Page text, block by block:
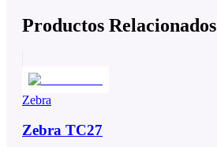
Productos Relacionados
Zebra
Zebra TC27